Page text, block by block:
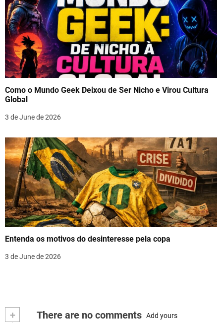
Como o Mundo Geek Deixou de Ser Nicho e Virou Cultura
Global
3 de June de 2026
Entenda os motivos do desinteresse pela copa
3 de June de 2026
+ There are no comments Add yours